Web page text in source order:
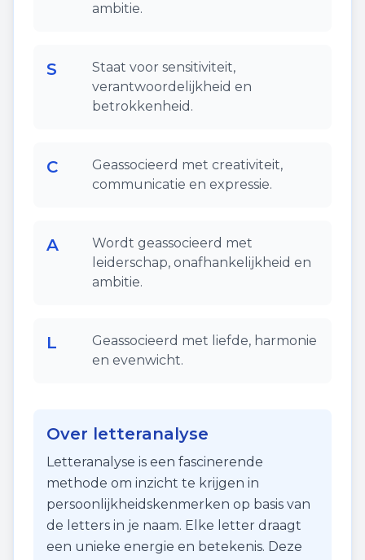
ambitie.
S
Staat voor sensitiviteit,
verantwoordelijkheid en
betrokkenheid.
C
Geassocieerd met creativiteit,
communicatie en expressie.
A
Wordt geassocieerd met
leiderschap, onafhankelijkheid en
ambitie.
L
Geassocieerd met liefde, harmonie
en evenwicht.
Over letteranalyse
Letteranalyse is een fascinerende
methode om inzicht te krijgen in
persoonlijkheidskenmerken op basis van
de letters in je naam. Elke letter draagt
een unieke energie en betekenis. Deze